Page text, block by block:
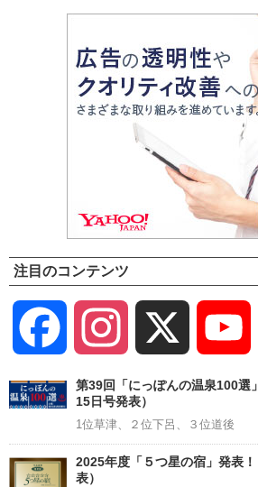
注目のコンテンツ
Facebook Instagram
第39回「にっぽんの温泉100選
15日号発表）
1位草津、２位下呂、３位道後
2025年度「５つ星の宿」発表
表）